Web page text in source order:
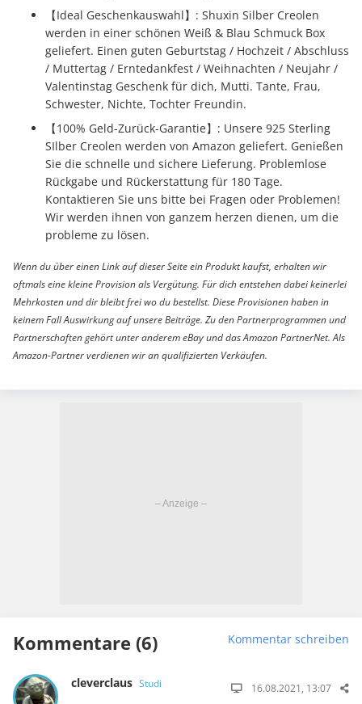
【Ideal Geschenkauswahl】: Shuxin Silber Creolen
werden in einer schönen Weiß & Blau Schmuck Box
geliefert. Einen guten Geburtstag / Hochzeit / Abschluss
/ Muttertag / Erntedankfest / Weihnachten / Neujahr /
Valentinstag Geschenk für dich, Mutti. Tante, Frau,
Schwester, Nichte, Tochter Freundin.
【100% Geld-Zurück-Garantie】: Unsere 925 Sterling
SIlber Creolen werden von Amazon geliefert. Genießen
Sie die schnelle und sichere Lieferung. Problemlose
Rückgabe und Rückerstattung für 180 Tage.
Kontaktieren Sie uns bitte bei Fragen oder Problemen!
Wir werden ihnen von ganzem herzen dienen, um die
probleme zu lösen.
Wenn du über einen Link auf dieser Seite ein Produkt kaufst, erhalten wir
oftmals eine kleine Provision als Vergütung. Für dich entstehen dabei keinerlei
Mehrkosten und dir bleibt frei wo du bestellst. Diese Provisionen haben in
keinem Fall Auswirkung auf unsere Beiträge. Zu den Partnerprogrammen und
Partnerschaften gehört unter anderem eBay und das Amazon PartnerNet. Als
Amazon-Partner verdienen wir an qualifizierten Verkäufen.
Kommentare (6) Kommentar schreiben
cleverclaus Studi 16.08.2021, 13:07